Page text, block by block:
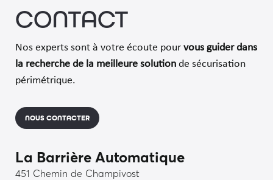
CONTACT
Nos experts sont à votre écoute pour vous guider dans
la recherche de la meilleure solutionde sécurisation
périmétrique.
NOUS CONTACTER
La Barrière Automatique
451 Chemin de Champivost